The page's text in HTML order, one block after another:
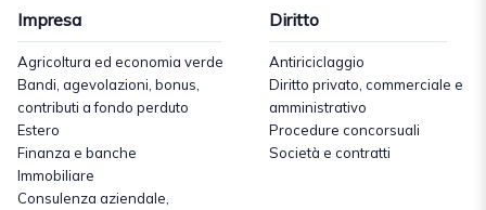
Impresa
Agricoltura ed economia verde
Bandi, agevolazioni, bonus,
contributi a fondo perduto
Estero
Finanza e banche
Immobiliare
Consulenza aziendale,
Diritto
Antiriciclaggio
Diritto privato, commerciale e
amministrativo
Procedure concorsuali
Società e contratti